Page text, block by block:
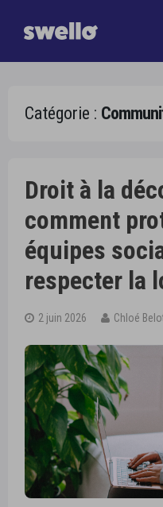
Catégorie :
Droit à la
comment
équipes
respecter la
2 juin 2026 Chloé